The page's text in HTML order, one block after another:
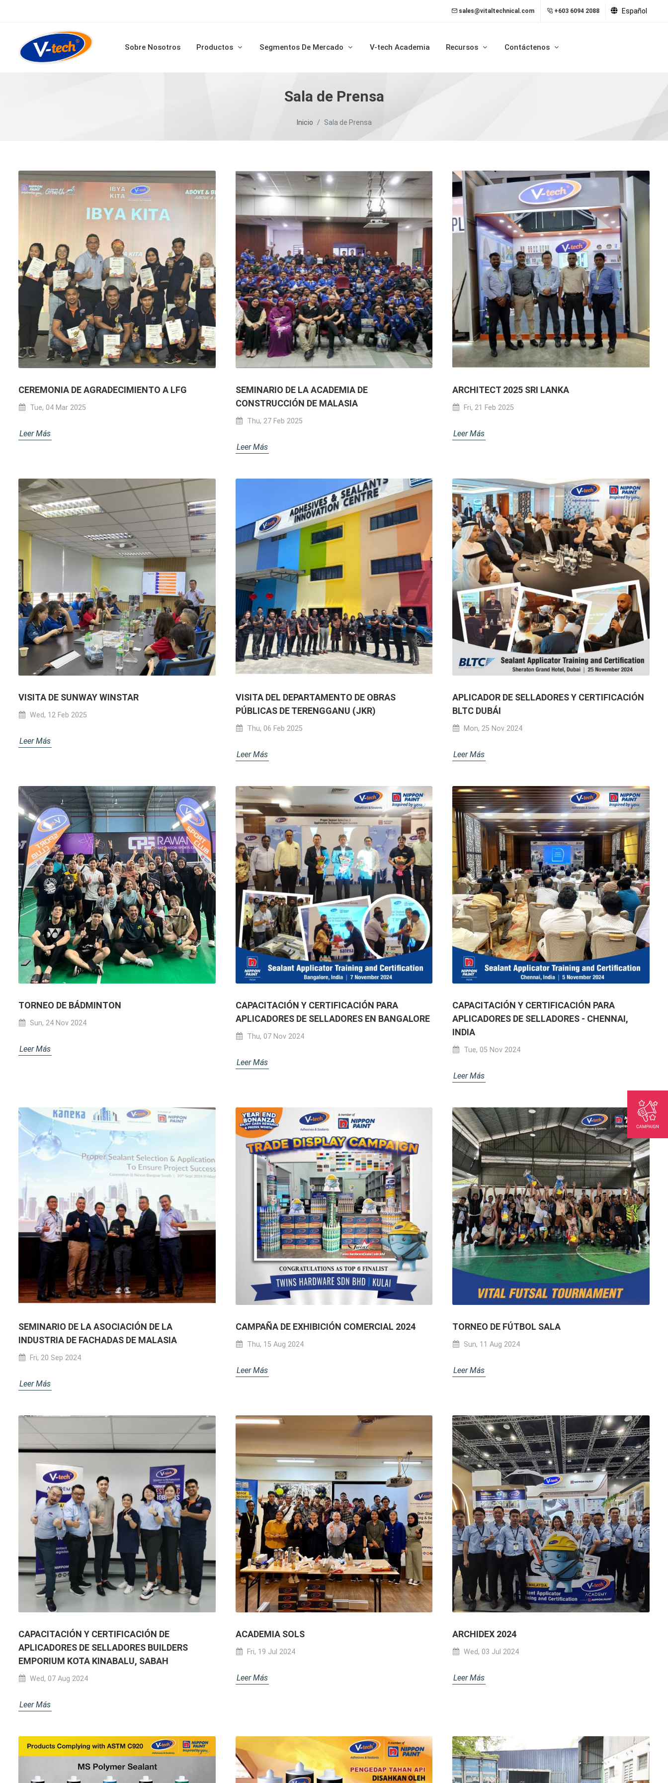
sales@vitaltechnical.com +603 6094 2088 Español
Sobre Nosotros Productos Segmentos De Mercado V-tech Academia Recursos Contáctenos
Sala de Prensa
Inicio Sala de Prensa
CEREMONIA DE AGRADECIMIENTO A LFG
Tue, 04 Mar 2025
Leer Más
SEMINARIO DE LA ACADEMIA DE
CONSTRUCCIÓN DE MALASIA
Thu, 27 Feb 2025
Leer Más
ARCHITECT 2025 SRI LANKA
Fri, 21 Feb 2025
Leer Más
VISITA DE SUNWAY WINSTAR
Wed, 12 Feb 2025
Leer Más
VISITA DEL DEPARTAMENTO DE OBRAS
PÚBLICAS DE TERENGGANU (JKR)
Thu, 06 Feb 2025
Leer Más
APLICADOR DE SELLADORES Y CERTIFICACIÓN
BLTC DUBÁI
Mon, 25 Nov 2024
Leer Más
TORNEO DE BÁDMINTON
Sun, 24 Nov 2024
Leer Más
CAPACITACIÓN Y CERTIFICACIÓN PARA
APLICADORES DE SELLADORES EN BANGALORE
Thu, 07 Nov 2024
Leer Más
CAPACITACIÓN Y CERTIFICACIÓN PARA
APLICADORES DE SELLADORES - CHENNAI,
INDIA
Tue, 05 Nov 2024
Leer Más
SEMINARIO DE LA ASOCIACIÓN DE LA
INDUSTRIA DE FACHADAS DE MALASIA
Fri, 20 Sep 2024
Leer Más
CAMPAÑA DE EXHIBICIÓN COMERCIAL 2024
Thu, 15 Aug 2024
Leer Más
TORNEO DE FÚTBOL SALA
Sun, 11 Aug 2024
Leer Más
CAPACITACIÓN Y CERTIFICACIÓN DE
APLICADORES DE SELLADORES BUILDERS
EMPORIUM KOTA KINABALU, SABAH
Wed, 07 Aug 2024
Leer Más
ACADEMIA SOLS
Fri, 19 Jul 2024
Leer Más
ARCHIDEX 2024
Wed, 03 Jul 2024
Leer Más